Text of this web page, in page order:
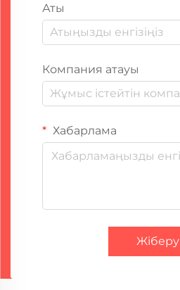
Аты
Компания атауы
Хабарлама
Жіберу